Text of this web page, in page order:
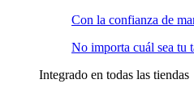
Con la confianza de
No importa cuál sea tu
Integrado en todas las tiendas